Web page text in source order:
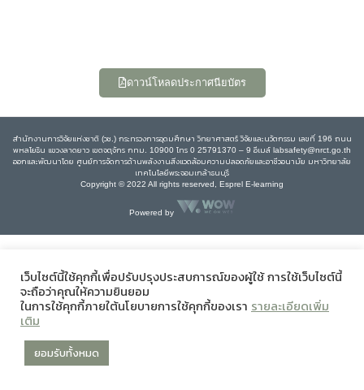
ดาวน์โหลดประกาศนียบัตร
สำนักงานการวิจัยแห่งชาติ (วช.) กระทรวงการอุดมศึกษา วิทยาศาสตร์ วิจัยและนวัตกรรม เลขที่ 196 ถนน
พหลโยธิน แขวงลาดยาว เขตจตุจักร กทม. 10900 โทร 0 25791370 – 9 อีเมล์ labsafety@nrct.go.th
ออกและพัฒนาโดย ศูนย์การจัดการด้านพลังงานสิ่งแวดล้อมความปลอดภัยและอาชีวอนามัย มหาวิทยาลัย
เทคโนโลยีพระจอมเกล้าธนบุรี
Copyright © 2022 All rights reserved, Esprel E-learning
Powered by
เว็บไซต์นี้ใช้คุกกี้เพื่อปรับปรุงประสบการณ์ของผู้ใช้ การใช้เว็บไซต์นี้
จะถือว่าคุณให้ความยินยอม
ในการใช้คุกกี้ภายใต้นโยบายการใช้คุกกี้ของเรา รายละเอียดเพิ่ม
เติม
ยอมรับทั้งหมด